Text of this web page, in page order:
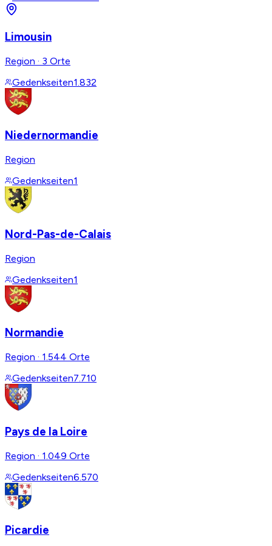
Limousin
Region · 3 Orte
Gedenkseiten1.832
Niedernormandie
Region
Gedenkseiten1
Nord-Pas-de-Calais
Region
Gedenkseiten1
Normandie
Region · 1.544 Orte
Gedenkseiten7.710
Pays de la Loire
Region · 1.049 Orte
Gedenkseiten6.570
Picardie